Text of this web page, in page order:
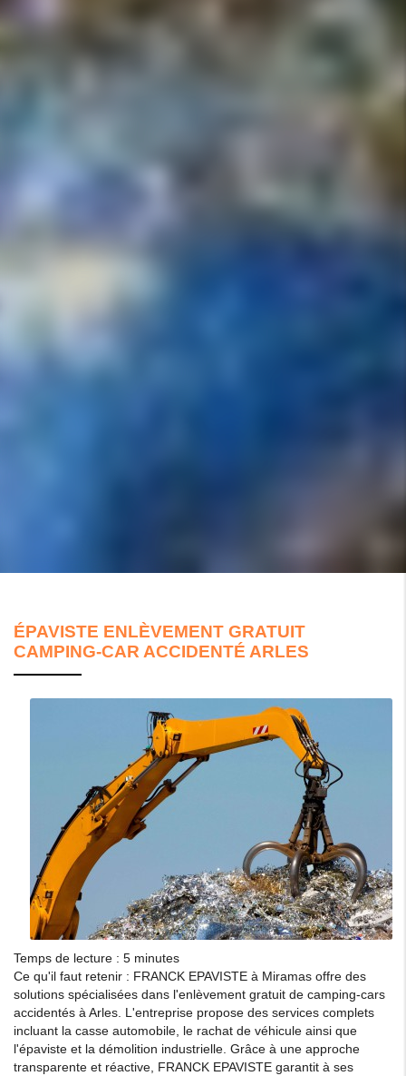
ÉPAVISTE ENLÈVEMENT GRATUIT
CAMPING-CAR ACCIDENTÉ ARLES
Temps de lecture : 5 minutes
Ce qu'il faut retenir : FRANCK EPAVISTE à Miramas offre des
solutions spécialisées dans l'enlèvement gratuit de camping-cars
accidentés à Arles. L'entreprise propose des services complets
incluant la casse automobile, le rachat de véhicule ainsi que
l'épaviste et la démolition industrielle. Grâce à une approche
transparente et réactive, FRANCK EPAVISTE garantit à ses